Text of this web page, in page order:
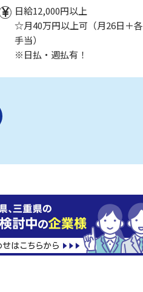
日給12,000円以上
☆月40万円以上可（月26日＋各
手当）
※日払・週払有！